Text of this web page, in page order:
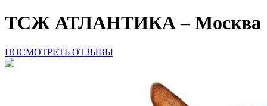
ТСЖ АТЛАНТИКА – Москва
ПОСМОТРЕТЬ ОТЗЫВЫ